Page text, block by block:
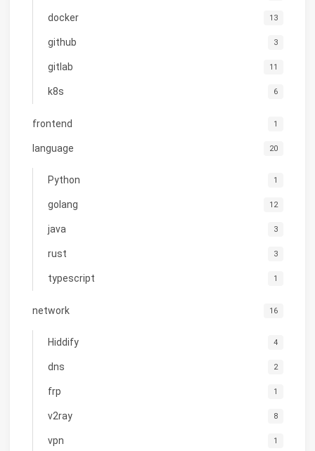
docker 13
github 3
gitlab 11
k8s 6
frontend 1
language 20
Python 1
golang 12
java 3
rust 3
typescript 1
network 16
Hiddify 4
dns 2
frp 1
v2ray 8
vpn 1